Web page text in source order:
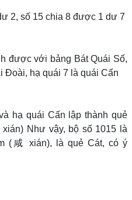
2, số 15 chia 8 được 1 dư 7
được với bảng Bát Quái Số,
Đoài, hạ quái 7 là quái Cấn
hạ quái Cấn lập thành quẻ
Như vậy, bộ số 1015 là
(咸 xián), là quẻ Cát, có ý